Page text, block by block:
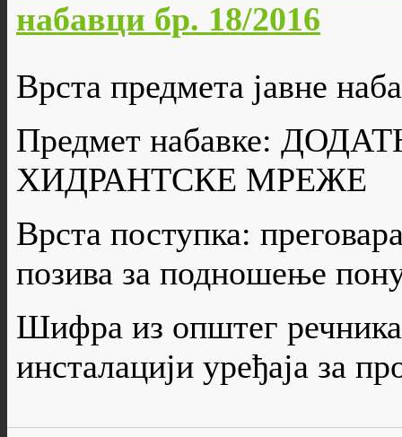
набавци бр. 18/2016
Врста предмета јавне
Предмет набавке:
ХИДРАНТСКЕ МРЕЖЕ
Врста поступка:
позива за подношење
Шифра из општег
инсталацији уређаја за